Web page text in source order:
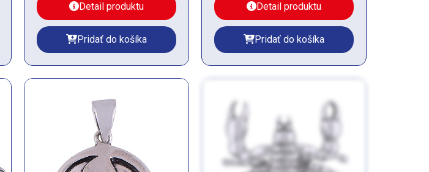
Detail produktu
Pridať do košíka
Detail produktu
Pridať do košíka